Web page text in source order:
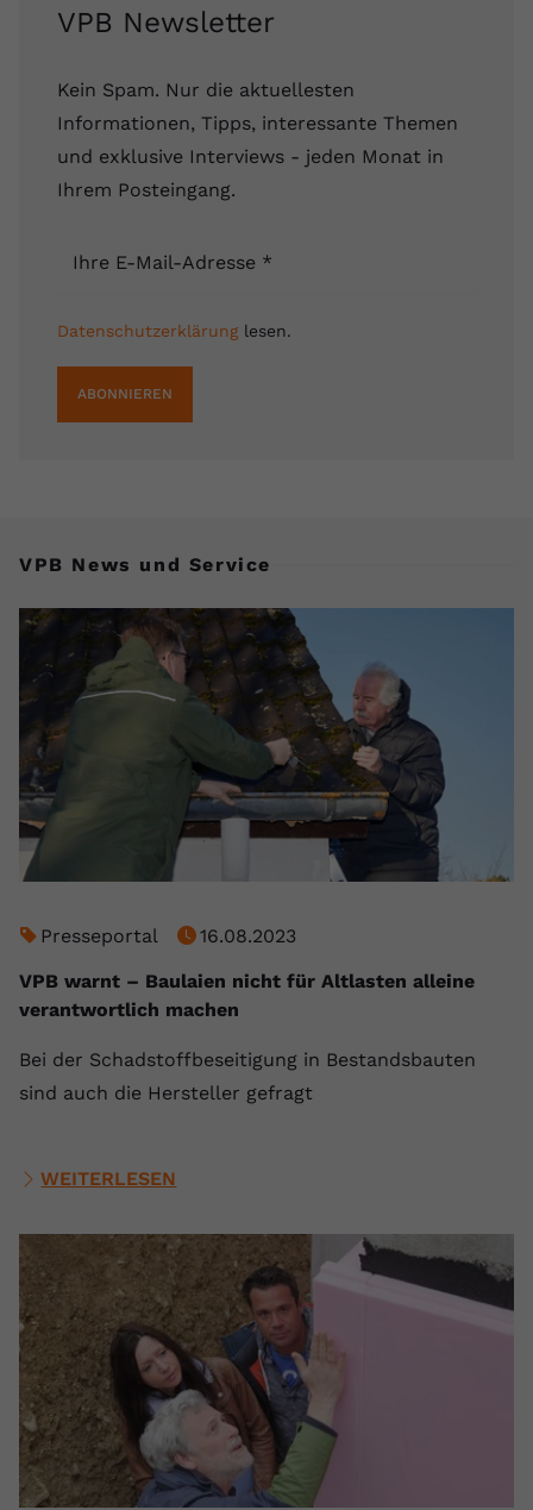
VPB Newsletter
Kein Spam. Nur die aktuellesten
Informationen, Tipps, interessante Themen
und exklusive Interviews - jeden Monat in
Ihrem Posteingang.
Ihre E-Mail-Adresse *
Datenschutzerklärunglesen.
ABONNIEREN
VPB News und Service
Presseportal
16.08.2023
VPB warnt – Baulaien nicht für Altlasten alleine
verantwortlich machen
Bei der Schadstoffbeseitigung in Bestandsbauten
sind auch die Hersteller gefragt
WEITERLESEN